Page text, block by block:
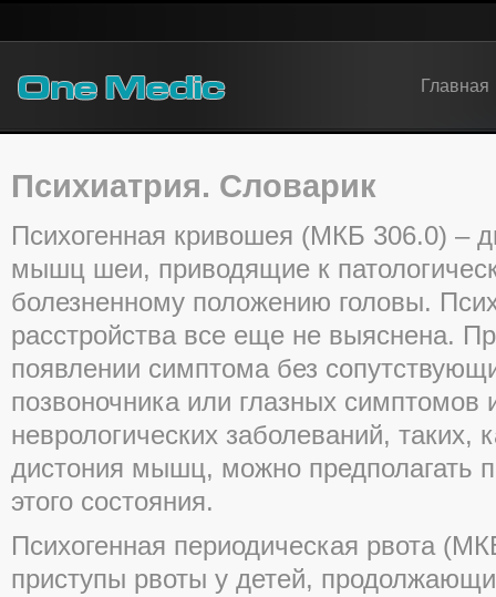
Главная
Психиатрия. Словарик
Психогенная кривошея (МКБ 306.0) –
мышц шеи, приводящие к
болезненному положению головы.
расстройства все еще не выяснена.
появлении симптома без
позвоночника или глазных симптомов
неврологических заболеваний,
дистония мышц, можно предполагать
этого состояния.
Психогенная периодическая рвота
приступы рвоты у детей,